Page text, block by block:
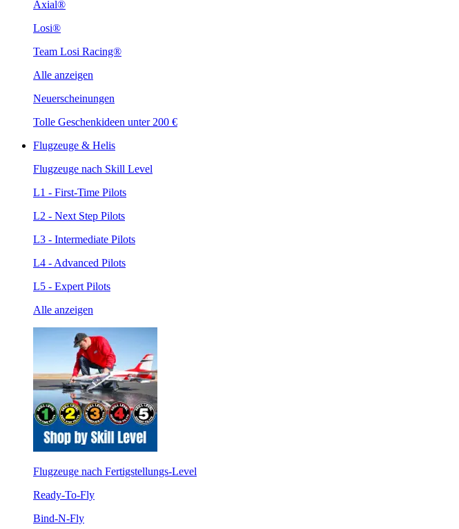
Axial®
Losi®
Team Losi Racing®
Alle anzeigen
Neuerscheinungen
Tolle Geschenkideen unter 200 €
Flugzeuge & Helis
Flugzeuge nach Skill Level
L1 - First-Time Pilots
L2 - Next Step Pilots
L3 - Intermediate Pilots
L4 - Advanced Pilots
L5 - Expert Pilots
Alle anzeigen
Flugzeuge nach Fertigstellungs-Level
Ready-To-Fly
Bind-N-Fly